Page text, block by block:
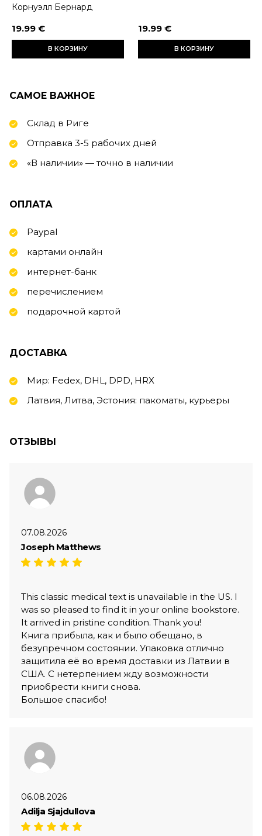
Корнуэлл Бернард
19.99 €
В КОРЗИНУ
19.99 €
В КОРЗИНУ
САМОЕ ВАЖНОЕ
Склад в Риге
Отправка 3-5 рабочих дней
«В наличии» — точно в наличии
ОПЛАТА
Paypal
картами онлайн
интернет-банк
перечислением
подарочной картой
ДОСТАВКА
Мир: Fedex, DHL, DPD, HRX
Латвия, Литва, Эстония: пакоматы, курьеры
ОТЗЫВЫ
07.08.2026
Joseph Matthews
This classic medical text is unavailable in the US. I
was so pleased to find it in your online bookstore.
It arrived in pristine condition. Thank you!
Книга прибыла, как и было обещано, в
безупречном состоянии. Упаковка отлично
защитила её во время доставки из Латвии в
США. С нетерпением жду возможности
приобрести книги снова.
Большое спасибо!
06.08.2026
Adilja Sjajdullova